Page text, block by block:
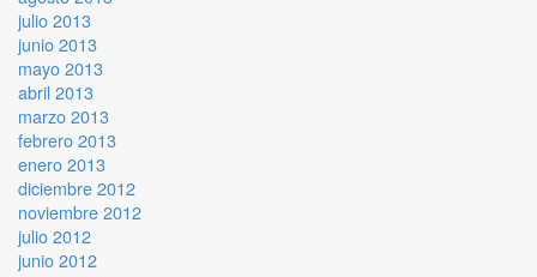
julio 2013
junio 2013
mayo 2013
abril 2013
marzo 2013
febrero 2013
enero 2013
diciembre 2012
noviembre 2012
julio 2012
junio 2012